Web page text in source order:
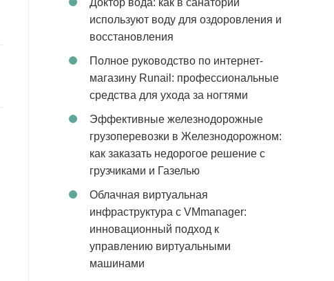
Доктор вода: как в санатории
используют воду для оздоровления и
восстановления
Полное руководство по интернет-
магазину Runail: профессиональные
средства для ухода за ногтями
Эффективные железнодорожные
грузоперевозки в Железнодорожном:
как заказать недорогое решение с
грузчиками и Газелью
Облачная виртуальная
инфраструктура с VMmanager:
инновационный подход к
управлению виртуальными
машинами